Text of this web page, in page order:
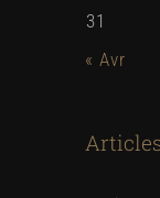
31
« Avr